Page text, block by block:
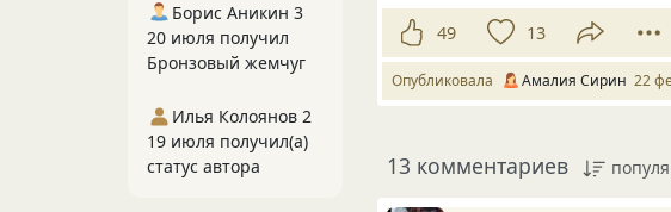
49 13
Опубликовала Амалия Сирин 22
13 комментариев
Борис Аникин 3
20 июля получил
Бронзовый жемчуг
Илья Колоянов 2
19 июля получил(а)
статус автора